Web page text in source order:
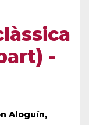
-
Aloguín,